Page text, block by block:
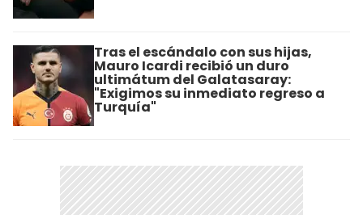
Tras el escándalo con sus hijas,
Mauro Icardi recibió un duro
ultimátum del Galatasaray:
"Exigimos su inmediato regreso a
Turquía"